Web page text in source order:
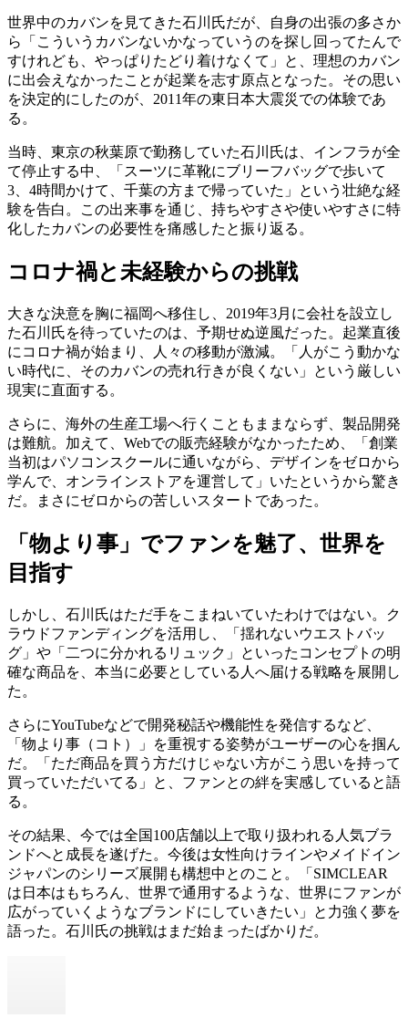
世界中のカバンを見てきた石川氏だが、自身の出張の多さか
ら「こういうカバンないかなっていうのを探し回ってたんで
すけれども、やっぱりたどり着けなくて」と、理想のカバン
に出会えなかったことが起業を志す原点となった。その思い
を決定的にしたのが、2011年の東日本大震災での体験であ
る。
当時、東京の秋葉原で勤務していた石川氏は、インフラが全
て停止する中、「スーツに革靴にブリーフバッグで歩いて
3、4時間かけて、千葉の方まで帰っていた」という壮絶な経
験を告白。この出来事を通じ、持ちやすさや使いやすさに特
化したカバンの必要性を痛感したと振り返る。
コロナ禍と未経験からの挑戦
大きな決意を胸に福岡へ移住し、2019年3月に会社を設立し
た石川氏を待っていたのは、予期せぬ逆風だった。起業直後
にコロナ禍が始まり、人々の移動が激減。「人がこう動かな
い時代に、そのカバンの売れ行きが良くない」という厳しい
現実に直面する。
さらに、海外の生産工場へ行くこともままならず、製品開発
は難航。加えて、Webでの販売経験がなかったため、「創業
当初はパソコンスクールに通いながら、デザインをゼロから
学んで、オンラインストアを運営して」いたというから驚き
だ。まさにゼロからの苦しいスタートであった。
「物より事」でファンを魅了、世界を
目指す
しかし、石川氏はただ手をこまねいていたわけではない。ク
ラウドファンディングを活用し、「揺れないウエストバッ
グ」や「二つに分かれるリュック」といったコンセプトの明
確な商品を、本当に必要としている人へ届ける戦略を展開し
た。
さらにYouTubeなどで開発秘話や機能性を発信するなど、
「物より事（コト）」を重視する姿勢がユーザーの心を掴ん
だ。「ただ商品を買う方だけじゃない方がこう思いを持って
買っていただいてる」と、ファンとの絆を実感していると語
る。
その結果、今では全国100店舗以上で取り扱われる人気ブラ
ンドへと成長を遂げた。今後は女性向けラインやメイドイン
ジャパンのシリーズ展開も構想中とのこと。「SIMCLEAR
は日本はもちろん、世界で通用するような、世界にファンが
広がっていくようなブランドにしていきたい」と力強く夢を
語った。石川氏の挑戦はまだ始まったばかりだ。